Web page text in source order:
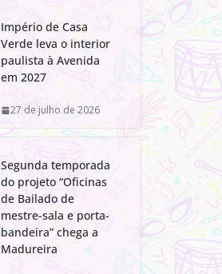
Império de Casa
Verde leva o interior
paulista à Avenida
em 2027
27 de julho de 2026
Segunda temporada
do projeto “Oficinas
de Bailado de
mestre-sala e porta-
bandeira” chega a
Madureira